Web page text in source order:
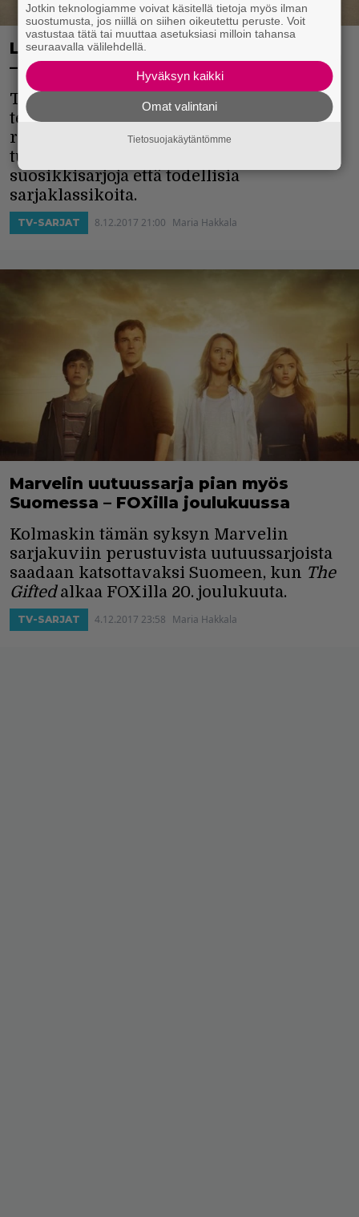
Lisää tuoreita sarjoja Suomen FOXille
– mm. uudet X-Files-jaksot
TV-sarjojen fanit saavat kotimaiselta
televisiotoimija FOXilta joululahjoja
roppakaupalla, sillä FOXin uusi sopimus
tuo ruutuihin sekä tämän syksyn
suosikkisarjoja että todellisia
sarjaklassikoita.
TV-SARJAT 8.12.2017 21:00 Maria Hakkala
Marvelin uutuussarja pian myös
Suomessa – FOXilla joulukuussa
Kolmaskin tämän syksyn Marvelin
sarjakuviin perustuvista uutuussarjoista
saadaan katsottavaksi Suomeen, kun The
Giftedalkaa FOXilla 20. joulukuuta.
TV-SARJAT 4.12.2017 23:58 Maria Hakkala
Jotkin teknologiamme voivat käsitellä tietoja myös ilman
suostumusta, jos niillä on siihen oikeutettu peruste. Voit
vastustaa tätä tai muuttaa asetuksiasi milloin tahansa
seuraavalla välilehdellä.
Hyväksyn kaikki
Omat valintani
Tietosuojakäytäntömme